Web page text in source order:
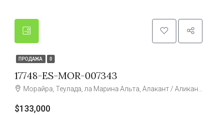
ПРОДАЖА 0
17748-ES-MOR-007343
Морайра, Теулада, ла Марина Альта, Алакант / Аликанте, Валенсия, 03724, Испания
$133,000